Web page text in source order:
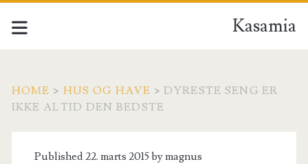
Kasamia
HOME > HUS OG HAVE >DYRESTE SENG ER
IKKE ALTID DEN BEDSTE
Published 22. marts 2015 bymagnus